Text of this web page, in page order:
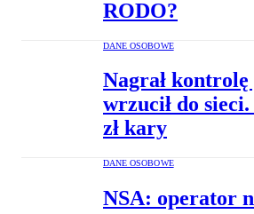
RODO?
DANE OSOBOWE
Nagrał
wrzucił do
zł kary
DANE OSOBOWE
NSA: operator